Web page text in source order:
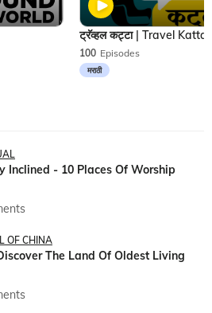
100 Episodes
मराठी
Inclined - 10 Places Of Worship
OF CHINA
The Land Of Oldest Living